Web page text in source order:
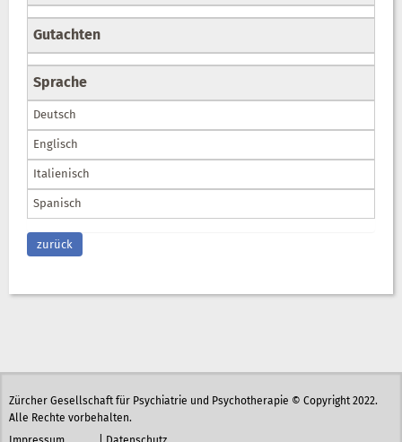
Gutachten
Sprache
Deutsch
Englisch
Italienisch
Spanisch
zurück
Zürcher Gesellschaft für Psychiatrie und Psychotherapie © Copyright 2022.
Alle Rechte vorbehalten.